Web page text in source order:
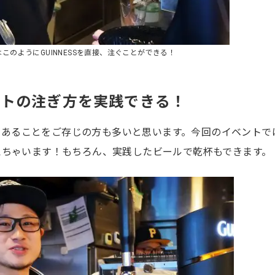
のようにGUINNESSを直接、注ぐことができる！
の注ぎ方を実践できる！
ることをご存じの方も多いと思います。今回のイベントで
ゃいます！もちろん、実践したビールで乾杯もできます。